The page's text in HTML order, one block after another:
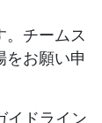
。チームス
をお願い申
イドライン